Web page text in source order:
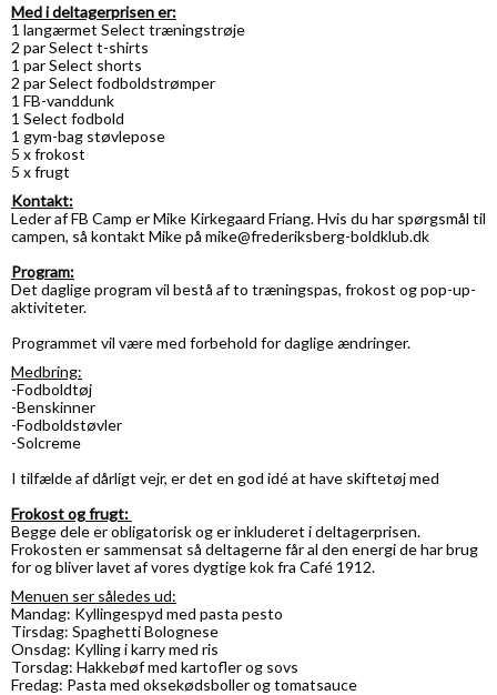
Med i deltagerprisen er:
1 langærmet Select træningstrøje
2 par Select t-shirts
1 par Select shorts
2 par Select fodboldstrømper
1 FB-vanddunk
1 Select fodbold
1 gym-bag støvlepose
5 x frokost
5 x frugt
Kontakt:
Leder af FB Camp er Mike Kirkegaard Friang. Hvis du har spørgsmål til
campen, så kontakt Mike på mike@frederiksberg-boldklub.dk
Program:
Det daglige program vil bestå af to træningspas, frokost og pop-up-
aktiviteter.
Programmet vil være med forbehold for daglige ændringer.
Medbring:
-Fodboldtøj
-Benskinner
-Fodboldstøvler
-Solcreme
I tilfælde af dårligt vejr, er det en god idé at have skiftetøj med
Frokost og frugt:
Begge dele er obligatorisk og er inkluderet i deltagerprisen.
Frokosten er sammensat så deltagerne får al den energi de har brug
for og bliver lavet af vores dygtige kok fra Café 1912.
Menuen ser således ud:
Mandag: Kyllingespyd med pasta pesto
Tirsdag: Spaghetti Bolognese
Onsdag: Kylling i karry med ris
Torsdag: Hakkebøf med kartofler og sovs
Fredag: Pasta med oksekødsboller og tomatsauce